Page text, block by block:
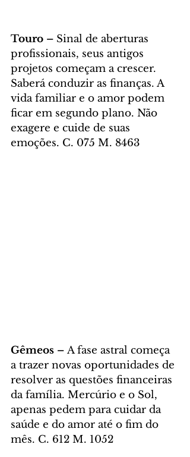
Touro – Sinal de aberturas
profissionais, seus antigos
projetos começam a crescer.
Saberá conduzir as finanças. A
vida familiar e o amor podem
ficar em segundo plano. Não
exagere e cuide de suas
emoções. C. 075 M. 8463
Gêmeos – A fase astral começa
a trazer novas oportunidades de
resolver as questões financeiras
da família. Mercúrio e o Sol,
apenas pedem para cuidar da
saúde e do amor até o fim do
mês. C. 612 M. 1052